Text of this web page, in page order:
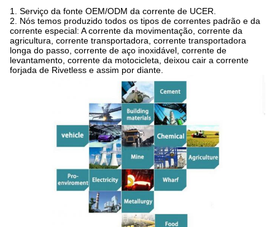
1. Serviço da fonte OEM/ODM da corrente de UCER.
2. Nós temos produzido todos os tipos de correntes padrão e da
corrente especial: A corrente da movimentação, corrente da
agricultura, corrente transportadora, corrente transportadora
longa do passo, corrente de aço inoxidável, corrente de
levantamento, corrente da motocicleta, deixou cair a corrente
forjada de Rivetless e assim por diante.